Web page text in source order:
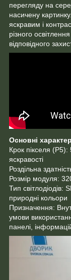
перегляду на
насичену
яскравим і
різного
відповідного
Основні
Крок пікселя (P5):
яскравості
Роздільна
Розмір модуля:
Тип
природні кольори
Призначення:
умови
панелі,